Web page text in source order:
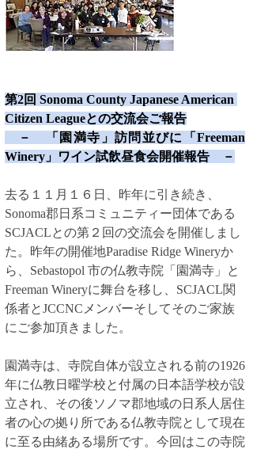
第2回 Sonoma County Japanese American
Citizen Leagueとの交流会ご報告
－　「園満寺」訪問並びに「Freeman
Winery」ワイン試飲昼食会開催報告　－
去る１１月１６日、昨年に引き続き、
Sonoma郡日系コミュニティー団体である
SCJACLとの第２回の交流会を開催しまし
た。昨年の開催地Paradise Ridge Wineryか
ら、Sebastopol 市の仏教寺院「園満寺」と
Freeman Wineryに舞台を移し、SCJACL関
係者とJCCNCメンバーそしてそのご家族
にご参加頂きました。
園満寺は、寺院自体が設立される前の1926
年に仏教日曜学校と付属の日本語学校が設
立され、その後ソノマ郡地域の日系人居住
者の心の拠り所である仏教寺院として現在
に至る由緒ある場所です。今回はこの寺院